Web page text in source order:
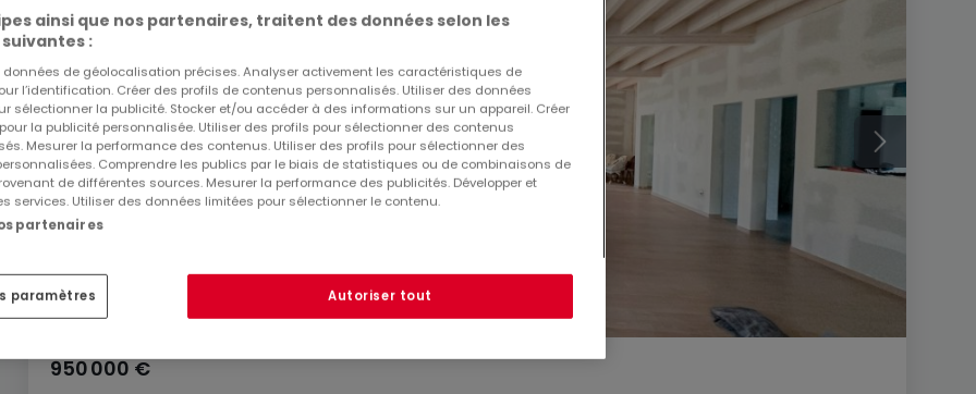
950 000 €
ainsi que nos partenaires, traitent des données selon les
:
données de géolocalisation précises. Analyser activement les caractéristiques de
l’identification. Créer des profils de contenus personnalisés. Utiliser des données
sélectionner la publicité. Stocker et/ou accéder à des informations sur un appareil. Créer
la publicité personnalisée. Utiliser des profils pour sélectionner des contenus
Mesurer la performance des contenus. Utiliser des profils pour sélectionner des
Comprendre les publics par le biais de statistiques ou de combinaisons de
de différentes sources. Mesurer la performance des publicités. Développer et
services. Utiliser des données limitées pour sélectionner le contenu.
partenaires
paramètres Autoriser tout